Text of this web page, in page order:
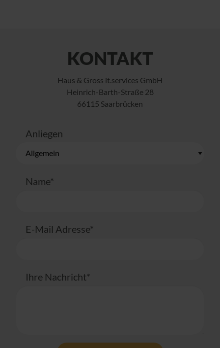
KONTAKT
Haus & Gross it.services GmbH
Heinrich-Barth-Straße 28
66115 Saarbrücken
Anliegen
Name*
E-Mail Adresse*
Ihre Nachricht*